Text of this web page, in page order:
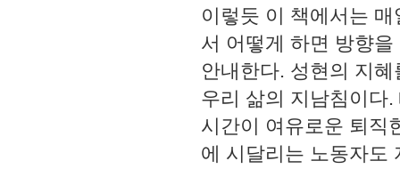
이렇듯 이 책에서는
서 어떻게 하면 방향
안내한다. 성현의 지
우리 삶의 지남침이다
시간이 여유로운 퇴직
에 시달리는 노동자도